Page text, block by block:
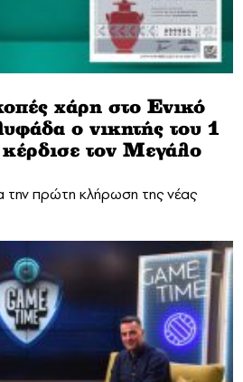
χάρη στο Ενικό
ο νικητής του 1
τον Μεγάλο
την πρώτη κλήρωση της νέας